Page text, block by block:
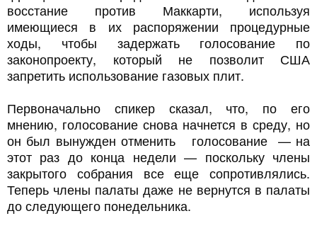
восстание против Маккарти, используя
имеющиеся в их распоряжении процедурные
ходы, чтобы задержать голосование по
законопроекту, который не позволит США
запретить использование газовых плит.
Первоначально спикер сказал, что, по его
мнению, голосование снова начнется в среду, но
он был вынужден отменить голосование — на
этот раз до конца недели — поскольку члены
закрытого собрания все еще сопротивлялись.
Теперь члены палаты даже не вернутся в палаты
до следующего понедельника.